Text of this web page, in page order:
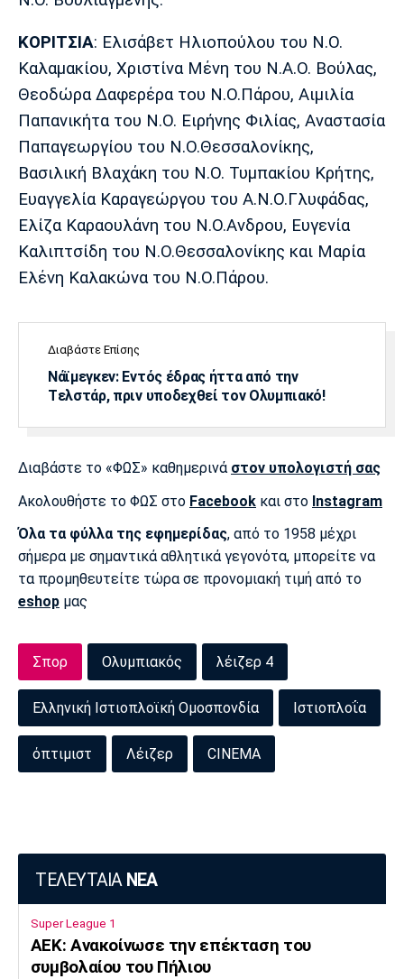
ΚΟΡΙΤΣΙΑ: Ελισάβετ Ηλιοπούλου του Ν.Ο.
Καλαμακίου, Χριστίνα Μένη του Ν.Α.Ο. Βούλας,
Θεοδώρα Δαφερέρα του Ν.Ο.Πάρου, Αιμιλία
Παπανικήτα του Ν.Ο. Ειρήνης Φιλίας, Αναστασία
Παπαγεωργίου του Ν.Ο.Θεσσαλονίκης,
Βασιλική Βλαχάκη του Ν.Ο. Τυμπακίου Κρήτης,
Ευαγγελία Καραγεώργου του Α.Ν.Ο.Γλυφάδας,
Ελίζα Καραουλάνη του Ν.Ο.Ανδρου, Ευγενία
Καλιπτσίδη του Ν.Ο.Θεσσαλονίκης και Μαρία
Ελένη Καλακώνα του Ν.Ο.Πάρου.
Διαβάστε Επίσης
Νάϊμεγκεν: Εντός έδρας ήττα από την
Tελστάρ, πριν υποδεχθεί τον Ολυμπιακό!
Διαβάστε το «ΦΩΣ» καθημερινά στον υπολογιστή σας
Ακολουθήστε το ΦΩΣ στο Facebook και στο Instagram
Όλα τα φύλλα της εφημερίδας, από το 1958 μέχρι
σήμερα με σημαντικά αθλητικά γεγονότα, μπορείτε να
τα προμηθευτείτε τώρα σε προνομιακή τιμή από το
eshop μας
Σπορ Ολυμπιακός λέιζερ 4
Ελληνική Ιστιοπλοϊκή Ομοσπονδία Ιστιοπλοΐα
όπτιμιστ Λέιζερ CINEMA
ΤΕΛΕΥΤΑΙΑ ΝΕΑ
Super League 1
ΑΕΚ: Ανακοίνωσε την επέκταση του
συμβολαίου του Πήλιου